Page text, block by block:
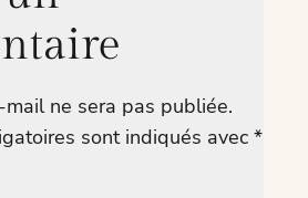
ne sera pas publiée.
sont indiqués avec *